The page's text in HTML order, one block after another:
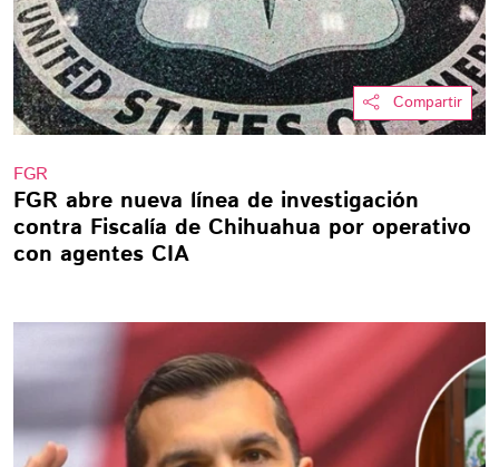
Compartir
FGR
FGR abre nueva línea de investigación
contra Fiscalía de Chihuahua por operativo
con agentes CIA